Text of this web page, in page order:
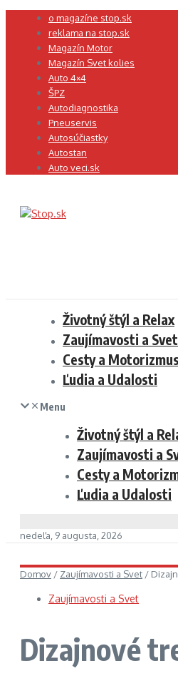
Preskočiť
o magazíne stop.sk
reklama na stop.sk
Magazín Motor
Magazín Svet kolies
Auto 4×4
ŠPZ
Autodiagnostika
Pneuservis
Autosúčiastky
Autostan
Auto veci.sk
Životný štýl a Relax
Zaujímavosti a Svet
Cesty a Motorizmus
Ľudia a Udalosti
Menu
Životný štýl a
Zaujímavosti a
Cesty a
Ľudia a Udalosti
nedeľa, 9 augusta, 2026
Domov / Zaujímavosti a Svet /
Zaujímavosti a Svet
Dizajnové